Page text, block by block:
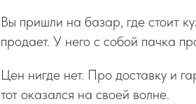
Вы пришли на базар, где стоит
продает. У него с собой пачка
Цен нигде нет. Про доставку и
тот оказался на своей волне.